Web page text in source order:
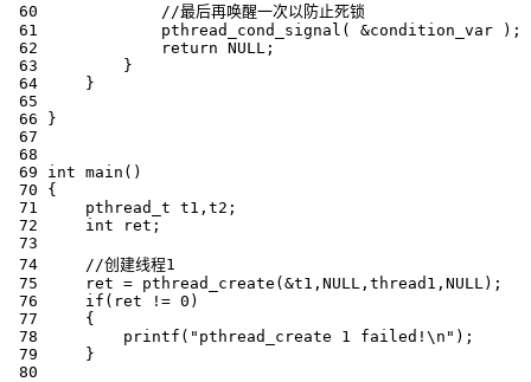
60             //最后再唤醒一次以防止死锁
61             pthread_cond_signal( &condition_var );
62             return NULL;
63         }
64     }
65
66 }
67
68
69 int main()
70 {
71     pthread_t t1,t2;
72     int ret;
73
74     //创建线程1
75     ret = pthread_create(&t1,NULL,thread1,NULL);
76     if(ret != 0)
77     {
78         printf("pthread_create 1 failed!\n");
79     }
80